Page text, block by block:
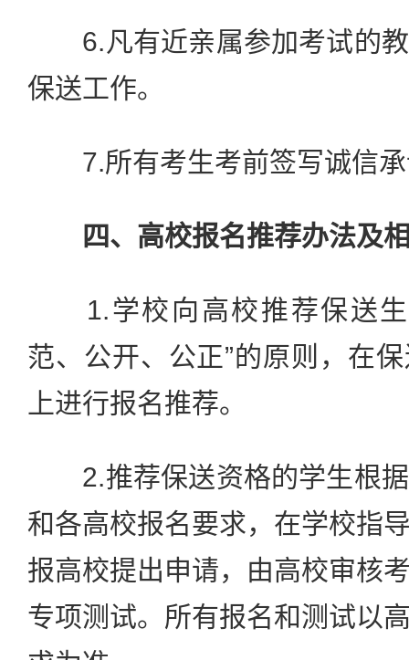
6.凡有近亲属参加考试的教
保送工作。
7.所有考生考前签写诚信承
四、高校报名推荐办法及
1.学校向高校推荐保送生
范、公开、公正”的原则，在
上进行报名推荐。
2.推荐保送资格的学生根据
和各高校报名要求，在学校指
报高校提出申请，由高校审核
专项测试。所有报名和测试以